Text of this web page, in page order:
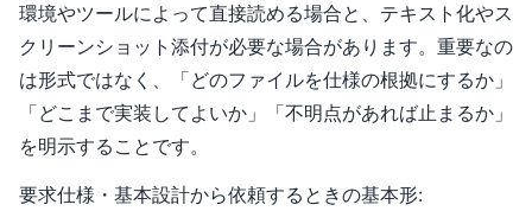
環境やツールによって直接読める場合と、テキスト化やス
クリーンショット添付が必要な場合があります。重要なの
は形式ではなく、「どのファイルを仕様の根拠にするか」
「どこまで実装してよいか」「不明点があれば止まるか」
を明示することです。
要求仕様・基本設計から依頼するときの基本形: